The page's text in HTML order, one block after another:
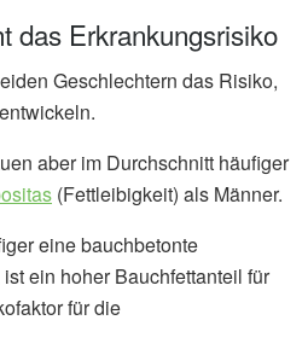
das Erkrankungsrisiko
Geschlechtern das Risiko,
aber im Durchschnitt häufiger
(Fettleibigkeit) als Männer.
eine bauchbetonte
ein hoher Bauchfettanteil für
für die